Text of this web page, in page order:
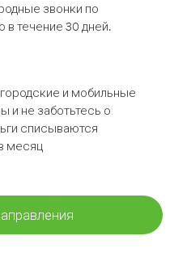
звонки по
течение 30 дней.
и мобильные
и не заботьтесь о
списываются
месяц